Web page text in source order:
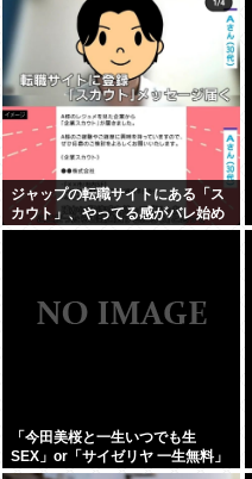
ジャップの転職サイトにある「ス
カウト」、やってる感がバレ始め
るwww
「今田美桜と一生いつでも生
SEX」or「サイゼリヤ 一生無料」